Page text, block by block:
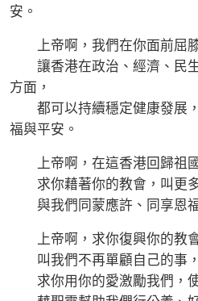
安。
上帝啊，我們在你面前屈膝
讓香港在政治、經濟、民生
方面，
都可以持續穩定健康發展，
福與平安。
上帝啊，在這香港回歸祖國
求你藉著你的教會，叫更多
與我們同蒙應許、同享恩福
上帝啊，求你復興你的教會
叫我們不再單顧自己的事，
求你用你的愛激勵我們，使